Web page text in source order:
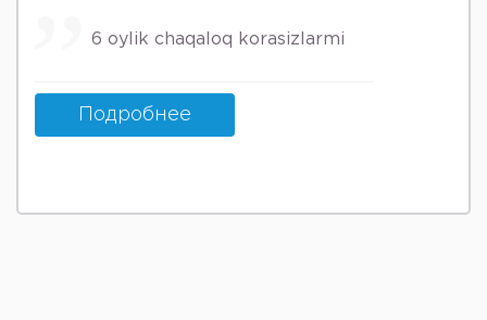
6 oylik chaqaloq korasizlarmi
Подробнее